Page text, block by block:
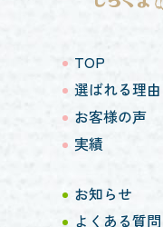
TOP
選ばれる理由
お客様の声
実績
お知らせ
よくある質問